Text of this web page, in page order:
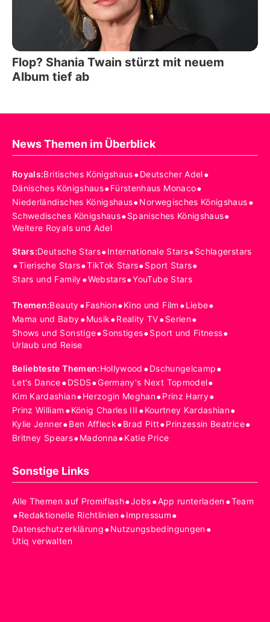
Flop? Shania Twain stürzt mit neuem
Album tief ab
News Themen im Überblick
Royals:Britisches Königshaus•Deutscher Adel•
Dänisches Königshaus•Fürstenhaus Monaco•
Niederländisches Königshaus•Norwegisches Königshaus•
Schwedisches Königshaus•Spanisches Königshaus•
Weitere Royals und Adel
Stars:Deutsche Stars•Internationale Stars•Schlagerstars
•Tierische Stars•TikTok Stars•Sport Stars•
Stars und Family•Webstars•YouTube Stars
Themen:Beauty•Fashion•Kino und Film •Liebe•
Mama und Baby•Musik•Reality TV•Serien•
Shows und Sonstige•Sonstiges•Sport und Fitness•
Urlaub und Reise
Beliebteste Themen:Hollywood •Dschungelcamp•
Let's Dance•DSDS•Germany's Next Topmodel•
Kim Kardashian•Herzogin Meghan•Prinz Harry•
Prinz William •König Charles III •Kourtney Kardashian•
Kylie Jenner•Ben Affleck•Brad Pitt•Prinzessin Beatrice•
Britney Spears•Madonna•Katie Price
Sonstige Links
Alle Themen auf Promiflash•Jobs•App runterladen•Team
•Redaktionelle Richtlinien•Impressum•
Datenschutzerklärung•Nutzungsbedingungen•
Utiq verwalten